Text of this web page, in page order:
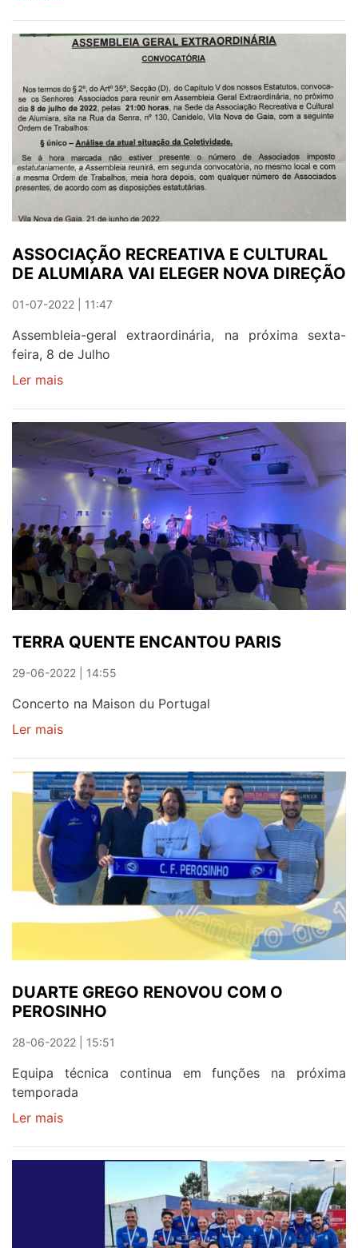
DA
REGRESSA
COM
MUITA
ANIMAÇÃO
ASSOCIAÇÃO RECREATIVA E CULTURAL
DE ALUMIARA VAI ELEGER NOVA DIREÇÃO
01-07-2022 | 11:47
Assembleia-geral extraordinária, na próxima sexta-
feira, 8 de Julho
Ler mais
E
CULTURAL
DE
ALUMIARA
VAI
ELEGER
NOVA
DIREÇÃO
TERRA QUENTE ENCANTOU PARIS
29-06-2022 | 14:55
Concerto na Maison du Portugal
Ler mais
QUENTE
ENCANTOU
PARIS
DUARTE GREGO RENOVOU COM O
PEROSINHO
28-06-2022 | 15:51
Equipa técnica continua em funções na próxima
temporada
Ler mais
GREGO
PEROSINHO